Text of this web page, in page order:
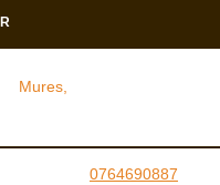
Mures,
0764690887